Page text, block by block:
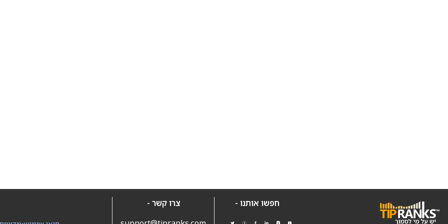
חפשו אותנו -
צרו קשר -